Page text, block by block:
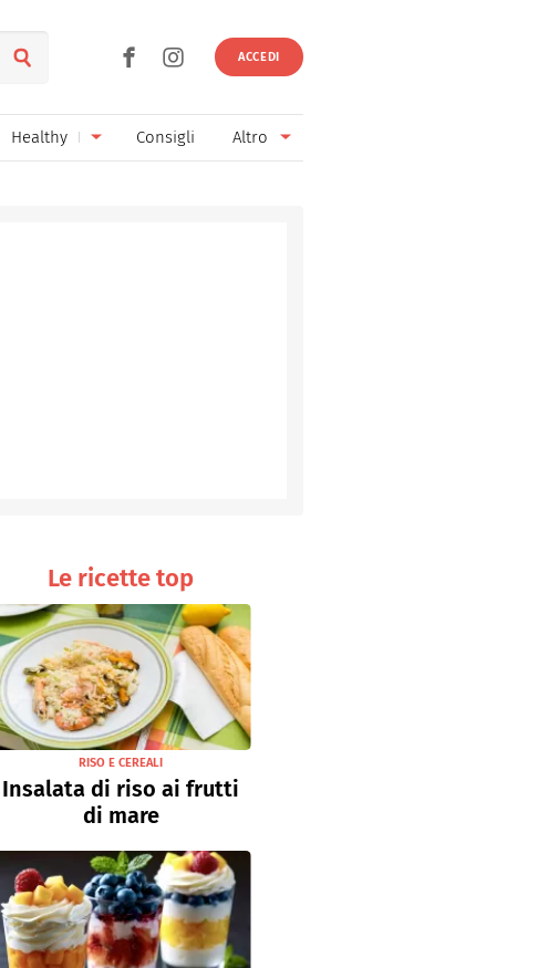
ACCEDI
Healthy Consigli Altro
Le ricette top
RISO E CEREALI
Insalata di riso ai frutti
di mare